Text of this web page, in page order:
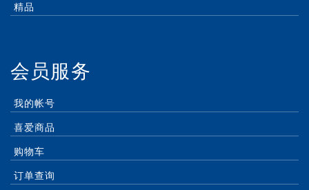
精品
会员服务
我的帐号
喜爱商品
购物车
订单查询